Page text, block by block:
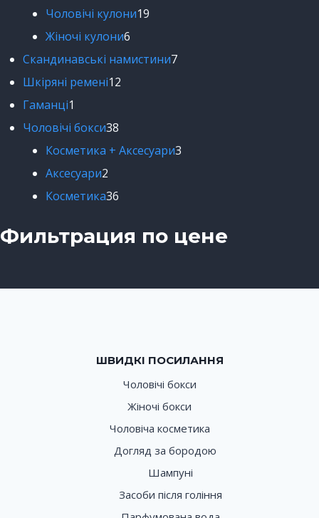
Чоловічі кулони19
Жіночі кулони6
Скандинавські намистини7
Шкіряні ремені12
Гаманці1
Чоловічі бокси38
Косметика + Аксесуари3
Аксесуари2
Косметика36
Фильтрация по цене
ШВИДКІ ПОСИЛАННЯ
Чоловічі бокси
Жіночі бокси
Чоловіча косметика
Догляд за бородою
Шампуні
Засоби після гоління